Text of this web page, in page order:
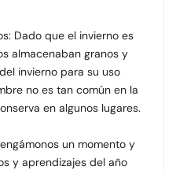
Dado que el invierno es
almacenaban granos y
invierno para su uso
no es tan común en la
en algunos lugares.
un momento y
y aprendizajes del año